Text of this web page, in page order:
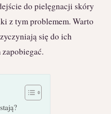
do pielęgnacji skóry
z tym problemem. Warto
się do ich